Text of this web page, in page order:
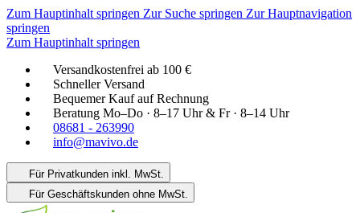
Zum Hauptinhalt springen Zur Suche springen Zur Hauptnavigation
springen
Zum Hauptinhalt springen
Versandkostenfrei ab 100 €
Schneller Versand
Bequemer Kauf auf Rechnung
Beratung Mo–Do · 8–17 Uhr & Fr · 8–14 Uhr
08681 - 263990
info@mavivo.de
Für Privatkunden inkl. MwSt.
Für Geschäftskunden ohne MwSt.